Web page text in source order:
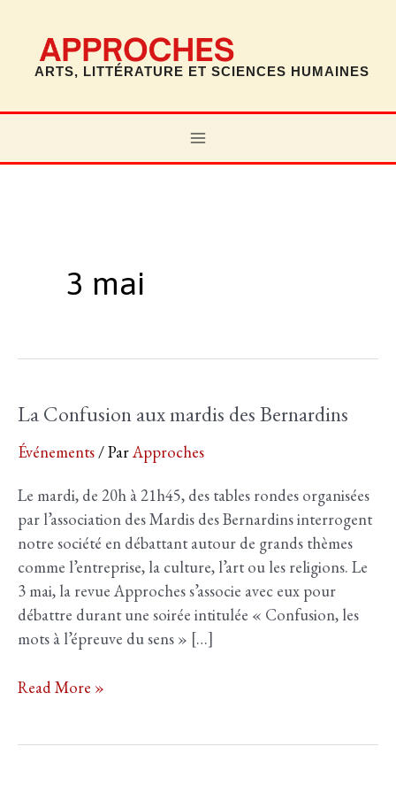
contenu
ARTS, LITTÉRATURE ET SCIENCES HUMAINES
MAIN
3 mai
La Confusion aux mardis des Bernardins
Événements/ ParApproches
Le mardi, de 20h à 21h45, des tables rondes organisées
par l’association des Mardis des Bernardins interrogent
notre société en débattant autour de grands thèmes
comme l’entreprise, la culture, l’art ou les religions. Le
3 mai, la revue Approches s’associe avec eux pour
débattre durant une soirée intitulée « Confusion, les
mots à l’épreuve du sens » […]
La
Read More »